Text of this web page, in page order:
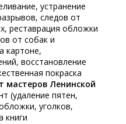
устранение
следов от
реставрация обложки
от собак и
картоне,
восстановление
покраска
мастеров Ленинской
(удаление пятен,
уголков,
книги